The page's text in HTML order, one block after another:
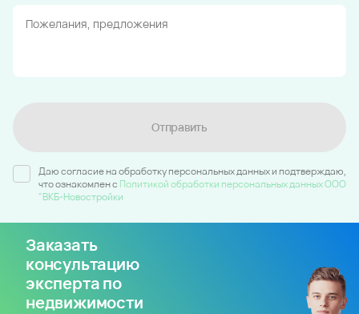
Отправить
Даю согласие на обработку персональных данных и подтверждаю,
что ознакомлен c Политикой обработки персональных данных ООО
"ВКБ-Новостройки
Заказать
консультацию
эксперта по
недвижимости